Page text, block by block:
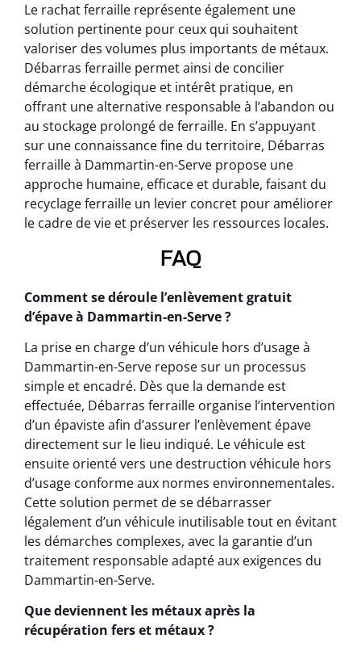
Le rachat ferraille représente également une
solution pertinente pour ceux qui souhaitent
valoriser des volumes plus importants de métaux.
Débarras ferraille permet ainsi de concilier
démarche écologique et intérêt pratique, en
offrant une alternative responsable à l’abandon ou
au stockage prolongé de ferraille. En s’appuyant
sur une connaissance fine du territoire, Débarras
ferraille à Dammartin-en-Serve propose une
approche humaine, efficace et durable, faisant du
recyclage ferraille un levier concret pour améliorer
le cadre de vie et préserver les ressources locales.
FAQ
Comment se déroule l’enlèvement gratuit
d’épave à Dammartin-en-Serve ?
La prise en charge d’un véhicule hors d’usage à
Dammartin-en-Serve repose sur un processus
simple et encadré. Dès que la demande est
effectuée, Débarras ferraille organise l’intervention
d’un épaviste afin d’assurer l’enlèvement épave
directement sur le lieu indiqué. Le véhicule est
ensuite orienté vers une destruction véhicule hors
d’usage conforme aux normes environnementales.
Cette solution permet de se débarrasser
légalement d’un véhicule inutilisable tout en évitant
les démarches complexes, avec la garantie d’un
traitement responsable adapté aux exigences du
Dammartin-en-Serve.
Que deviennent les métaux après la
récupération fers et métaux ?